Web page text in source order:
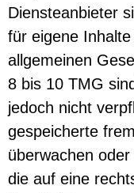
Diensteanbieter
für eigene
allgemeinen
8 bis 10 TMG
jedoch nicht
gespeicherte
überwachen
die auf eine